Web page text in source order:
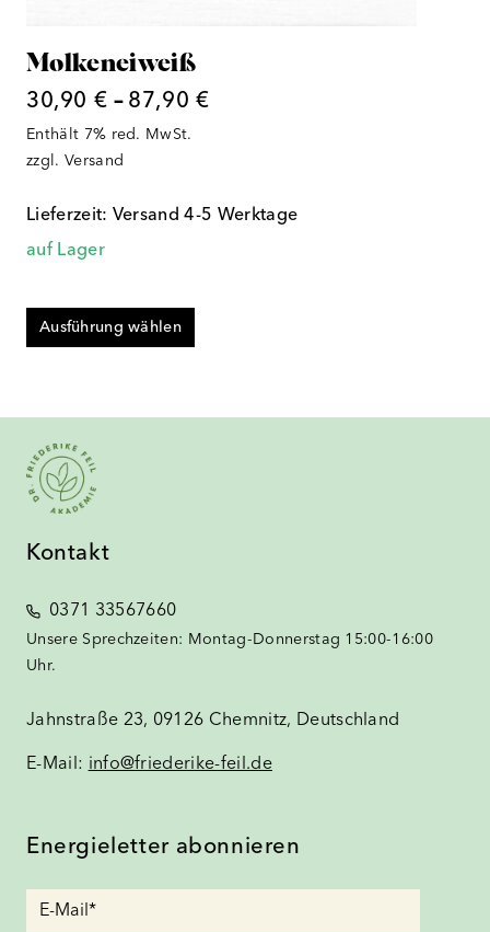
Molkeneiweiß
30,90 € – 87,90 €Preisspanne:
Enthält 7% red. MwSt.
zzgl. Versand
Lieferzeit: Versand 4-5 Werktage
auf Lager
Ausführung wählen
Kontakt
0371 33567660
Unsere Sprechzeiten: Montag-Donnerstag 15:00-16:00
Uhr.
Jahnstraße 23, 09126 Chemnitz, Deutschland
E-Mail: info@friederike-feil.de
Energieletter abonnieren